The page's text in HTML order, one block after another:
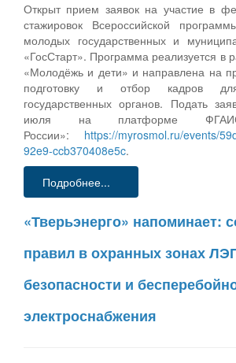
Открыт прием заявок на участие в
стажировок Всероссийской
молодых государственных и
«ГосСтарт». Программа реализуется в
«Молодёжь и дети» и направлена на
подготовку и отбор кадров
государственных органов. Подать
июля на платформе
России»: https://myrosmol.ru/events/
92e9-ccb370408e5c.
Подробнее...
«Тверьэнерго» напоминает:
правил в охранных зонах
безопасности и
электроснабжения